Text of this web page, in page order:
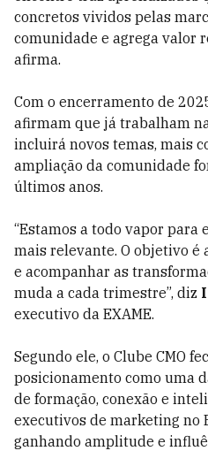
concretos vividos pelas
comunidade e agrega valor
afirma.
Com o encerramento de
afirmam que já trabalham
incluirá novos temas, mais
ampliação da comunidade
últimos anos.
“Estamos a todo vapor
mais relevante. O objetivo é
e acompanhar as
muda a cada trimestre”, diz
executivo da EXAME.
Segundo ele, o Clube CMO
posicionamento como uma
de formação, conexão e
executivos de marketing no
ganhando amplitude e